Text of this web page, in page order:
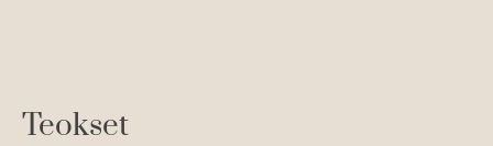
Teokset